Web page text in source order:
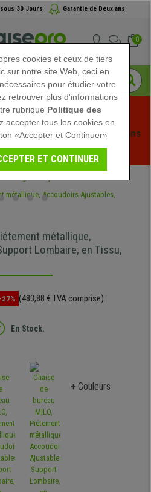
30 Jours Garantie de Deux ans
0
Chaisepro ! Des réductions
durée limitée - Voir l'offre
métallique,
Lombaire, en Tissu,
-27% (483,88 € TVA comprise)
En Stock.
+ Couleurs
cookies et ceux de tiers
sur notre site Web, ceci en
pour étudier votre
retrouver plus d'informations
rubrique Politique des
accepter tous les cookies en
«Accepter et Continuer»
ET CONTINUER